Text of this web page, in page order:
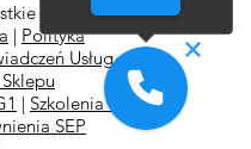
Prawa
| Polityka
Usług
| Szkolenia G2
l
SEP